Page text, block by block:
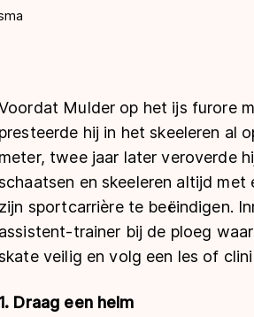
Mulder op het ijs furore
presteerde hij in het skeeleren al
meter, twee jaar later veroverde
en skeeleren altijd
zijn sportcarrière te beëindigen.
assistent-trainer bij de ploeg
veilig en volg een les of
1. Draag een helm